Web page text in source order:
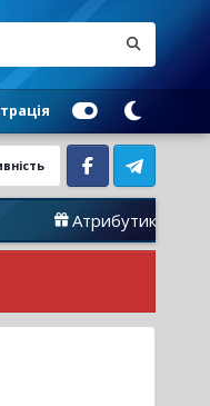
Facebook Telegram